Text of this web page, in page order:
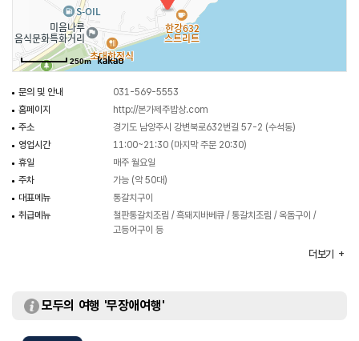
250m
문의 및 안내
031-569-5553
홈페이지
http://본가제주밥상.com
주소
경기도 남양주시 강변북로632번길 57-2 (수석동)
영업시간
11:00~21:30 (마지막 주문 20:30)
휴일
매주 월요일
주차
가능 (약 50대)
대표메뉴
통갈치구이
취급메뉴
철판통갈치조림 / 흑돼지바베큐 / 통갈치조림 / 옥돔구이 /
고등어구이 등
더보기
모두의 여행 '무장애여행'